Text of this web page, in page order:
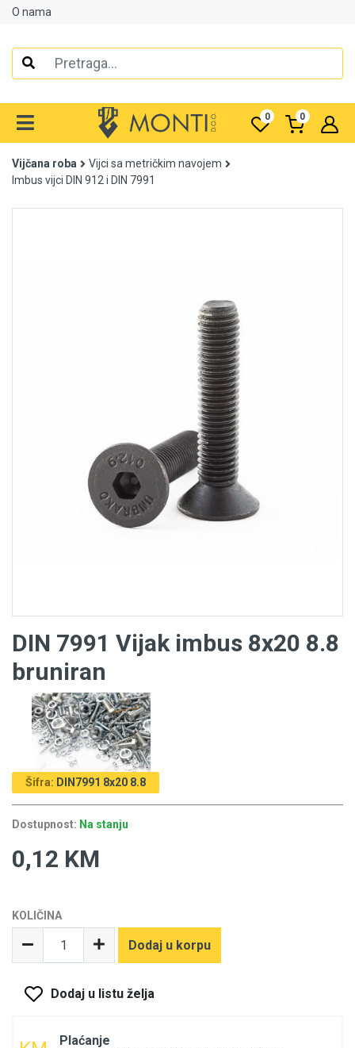
O nama
0 0
Alati
Grijanje i klimatizacija
Mjerno-regulaciona oprema
Vijčana roba
Vijci sa metričkim navojem
Imbus vijci DIN 912 i DIN 7991
DIN 7991 Vijak imbus 8x20 8.8
bruniran
Šifra: DIN7991 8x20 8.8
Dostupnost: Na stanju
0,12 KM
KOLIČINA
Dodaj u korpu
Dodaj u listu želja
Plaćanje